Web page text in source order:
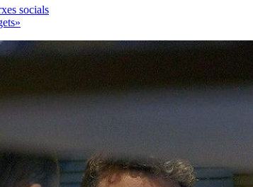
socials